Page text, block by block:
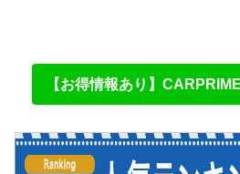
【お得情報あり】